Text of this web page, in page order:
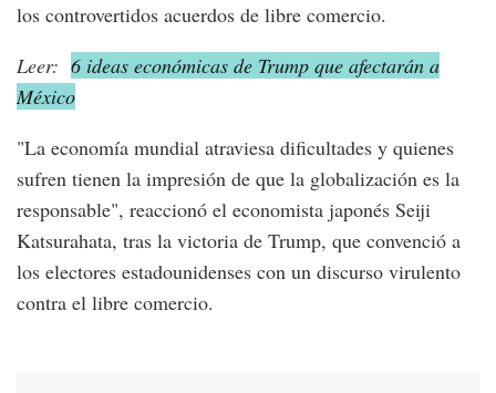
los controvertidos acuerdos de libre comercio.
Leer: 6 ideas económicas de Trump que afectarán a
México
"La economía mundial atraviesa dificultades y quienes
sufren tienen la impresión de que la globalización es la
responsable", reaccionó el economista japonés Seiji
Katsurahata, tras la victoria de Trump, que convenció a
los electores estadounidenses con un discurso virulento
contra el libre comercio.